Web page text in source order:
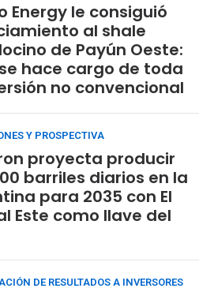
Energy le consiguió
al shale
de Payún Oeste:
se hace cargo de toda
no convencional
Y PROSPECTIVA
proyecta producir
barriles diarios en la
para 2035 con El
Este como llave del
DE RESULTADOS A INVERSORES